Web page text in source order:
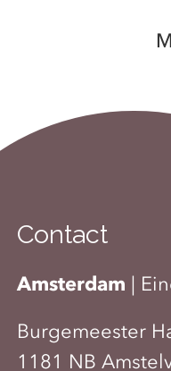
Contact
Amsterdam |
Burgemeester
1181 NB